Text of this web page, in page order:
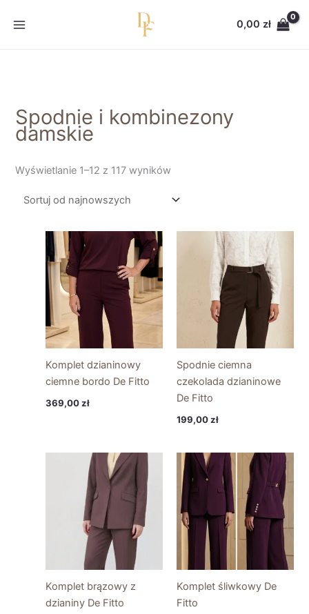
0,00zł
Spodnie i kombinezony
damskie
Wyświetlanie 1–12 z 117 wyników
Komplet dzianinowy
ciemne bordo De Fitto
369,00zł
Spodnie ciemna
czekolada dzianinowe
De Fitto
199,00zł
Komplet brązowy z
dzianiny De Fitto
Komplet śliwkowy De
Fitto